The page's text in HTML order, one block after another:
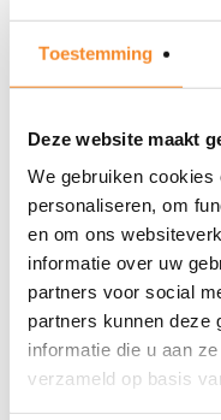
Toestemming
Deze website maakt
We gebruiken
personaliseren, om
en om ons
informatie over uw
partners voor social
partners kunnen deze
informatie die u aan
verzameld op basis
om de software zo te
oplevert (in relatie tot
hoge maatwerkkosten.
5. Gebruik van
door SAP af te
interessevelden en
besluitvormingsteam.
Consultants hebben
delen. Ze vergeten
klant helpt om hun
na te denken over de